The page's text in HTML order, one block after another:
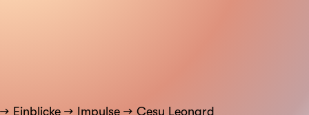
Einblicke Impulse
Cesy Leonard